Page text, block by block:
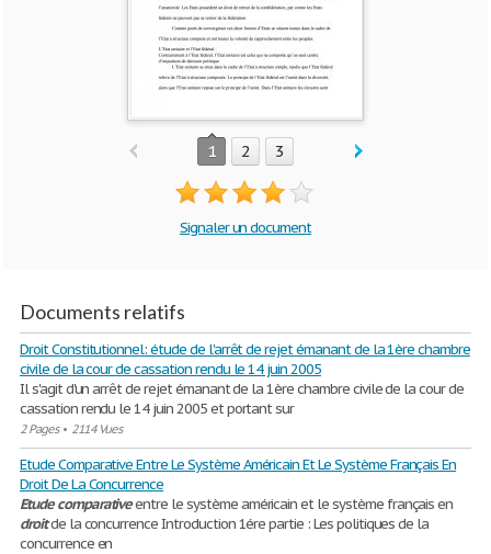
1 2 3
Signaler un document
Documents relatifs
Droit Constitutionnel: étude de l'arrêt de rejet émanant de la 1ère chambre
civile de la cour de cassation rendu le 14 juin 2005
Il s'agit d'un arrêt de rejet émanant de la 1ère chambre civile de la cour de
cassation rendu le 14 juin 2005 et portant sur
2 Pages• 2114 Vues
Etude Comparative Entre Le Système Américain Et Le Système Français En
Droit De La Concurrence
Etude comparativeentre le système américain et le système français en
droitde la concurrence Introduction 1ére partie : Les politiques de la
concurrence en